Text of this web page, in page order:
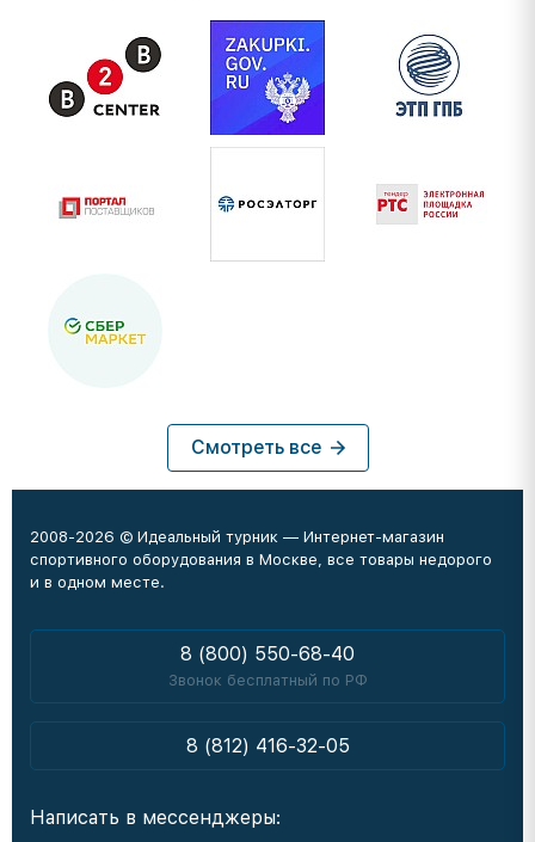
Смотреть все
2008-2026 © Идеальный турник — Интернет-магазин
спортивного оборудования в Москве, все товары недорого
и в одном месте.
8 (800) 550-68-40
Звонок бесплатный по РФ
8 (812) 416-32-05
Написать в мессенджеры: